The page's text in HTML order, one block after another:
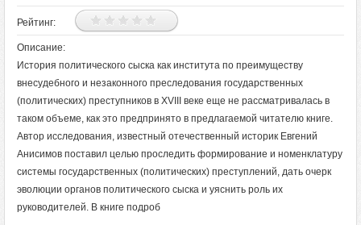
Рейтинг:
Описание:
История политического сыска как института по преимуществу
внесудебного и незаконного преследования государственных
(политических) преступников в XVIII веке еще не рассматривалась в
таком объеме, как это предпринято в предлагаемой читателю книге.
Автор исследования, известный отечественный историк Евгений
Анисимов поставил целью проследить формирование и номенклатуру
системы государственных (политических) преступлений, дать очерк
эволюции органов политического сыска и уяснить роль их
руководителей. В книге подроб